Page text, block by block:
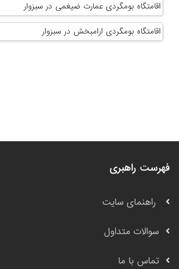
اقامتگاه بومگردی عمارت ضیغمی در سبزوار
اقامتگاه بومگردی ارامبخش در سبزوار
فهرست راهبری
راهنمای سایت
سوالات متداول
تماس با ما